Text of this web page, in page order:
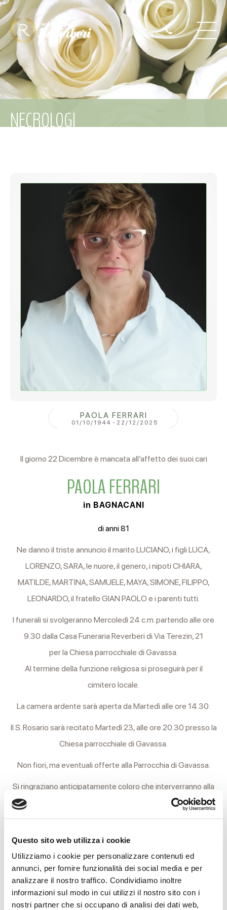
Questo sito web utilizza i cookie
Utilizziamo i cookie per personalizzare contenuti ed
annunci, per fornire funzionalità dei social media e per
analizzare il nostro traffico. Condividiamo inoltre
informazioni sul modo in cui utilizzi il nostro sito con i
nostri partner che si occupano di analisi dei dati web,
NECROLOGI
PAOLA FERRARI
01/10/1944 - 22/12/2025
Il giorno 22 Dicembre è mancata all’affetto dei suoi cari
PAOLA FERRARI
in BAGNACANI
di anni 81
Ne danno il triste annuncio il marito LUCIANO, i figli LUCA,
LORENZO, SARA, le nuore, il genero, i nipoti CHIARA,
MATILDE, MARTINA, SAMUELE, MAYA, SIMONE, FILIPPO,
LEONARDO, il fratello GIAN PAOLO e i parenti tutti.
I funerali si svolgeranno Mercoledì 24 c.m. partendo alle ore
9.30 dalla Casa Funeraria Reverberi di Via Terezin, 21
per la Chiesa parrocchiale di Gavassa.
Al termine della funzione religiosa si proseguirà per il
cimitero locale.
La camera ardente sarà aperta da Martedì alle ore 14.30.
Il S. Rosario sarà recitato Martedì 23, alle ore 20.30 presso la
Chiesa parrocchiale di Gavassa.
Non fiori, ma eventuali offerte alla Parrocchia di Gavassa.
Si ringraziano anticipatamente coloro che interverranno alla
ORARI CASA FUNERARIA
MARTEDÌ